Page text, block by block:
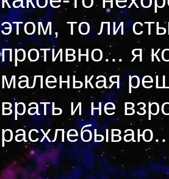
этом, то ли
противно... я
маленькая
врать и не